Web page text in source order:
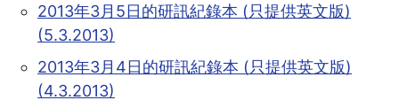
2013年3月5日的研訊紀錄本 (只提供英文版)
(5.3.2013)
2013年3月4日的研訊紀錄本 (只提供英文版)
(4.3.2013)